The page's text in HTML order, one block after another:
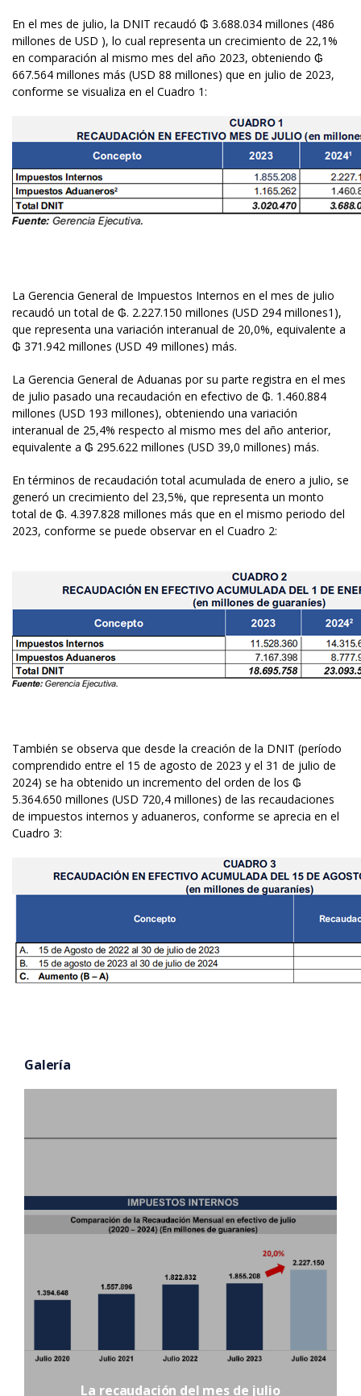
En el mes de julio, la DNIT recaudó ₲ 3.688.034 millones (486
millones de USD ), lo cual representa un crecimiento de 22,1%
en comparación al mismo mes del año 2023, obteniendo ₲
667.564 millones más (USD 88 millones) que en julio de 2023,
conforme se visualiza en el Cuadro 1:
La Gerencia General de Impuestos Internos en el mes de julio
recaudó un total de ₲. 2.227.150 millones (USD 294 millones1),
que representa una variación interanual de 20,0%, equivalente a
₲ 371.942 millones (USD 49 millones) más.
La Gerencia General de Aduanas por su parte registra en el mes
de julio pasado una recaudación en efectivo de ₲. 1.460.884
millones (USD 193 millones), obteniendo una variación
interanual de 25,4% respecto al mismo mes del año anterior,
equivalente a ₲ 295.622 millones (USD 39,0 millones) más.
En términos de recaudación total acumulada de enero a julio, se
generó un crecimiento del 23,5%, que representa un monto
total de ₲. 4.397.828 millones más que en el mismo periodo del
2023, conforme se puede observar en el Cuadro 2:
También se observa que desde la creación de la DNIT (período
comprendido entre el 15 de agosto de 2023 y el 31 de julio de
2024) se ha obtenido un incremento del orden de los ₲
5.364.650 millones (USD 720,4 millones) de las recaudaciones
de impuestos internos y aduaneros, conforme se aprecia en el
Cuadro 3:
Galería
La recaudación del mes de julio